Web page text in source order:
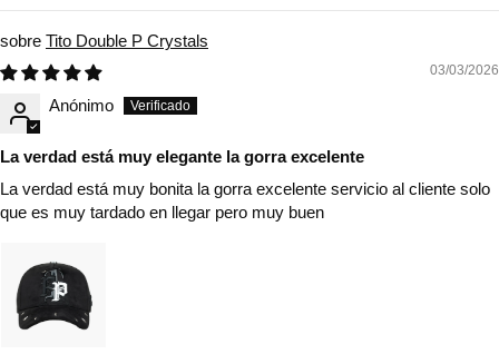
Tito Double P Crystals
03/03/2026
Anónimo
La verdad está muy elegante la gorra excelente
La verdad está muy bonita la gorra excelente servicio al cliente solo
que es muy tardado en llegar pero muy buen